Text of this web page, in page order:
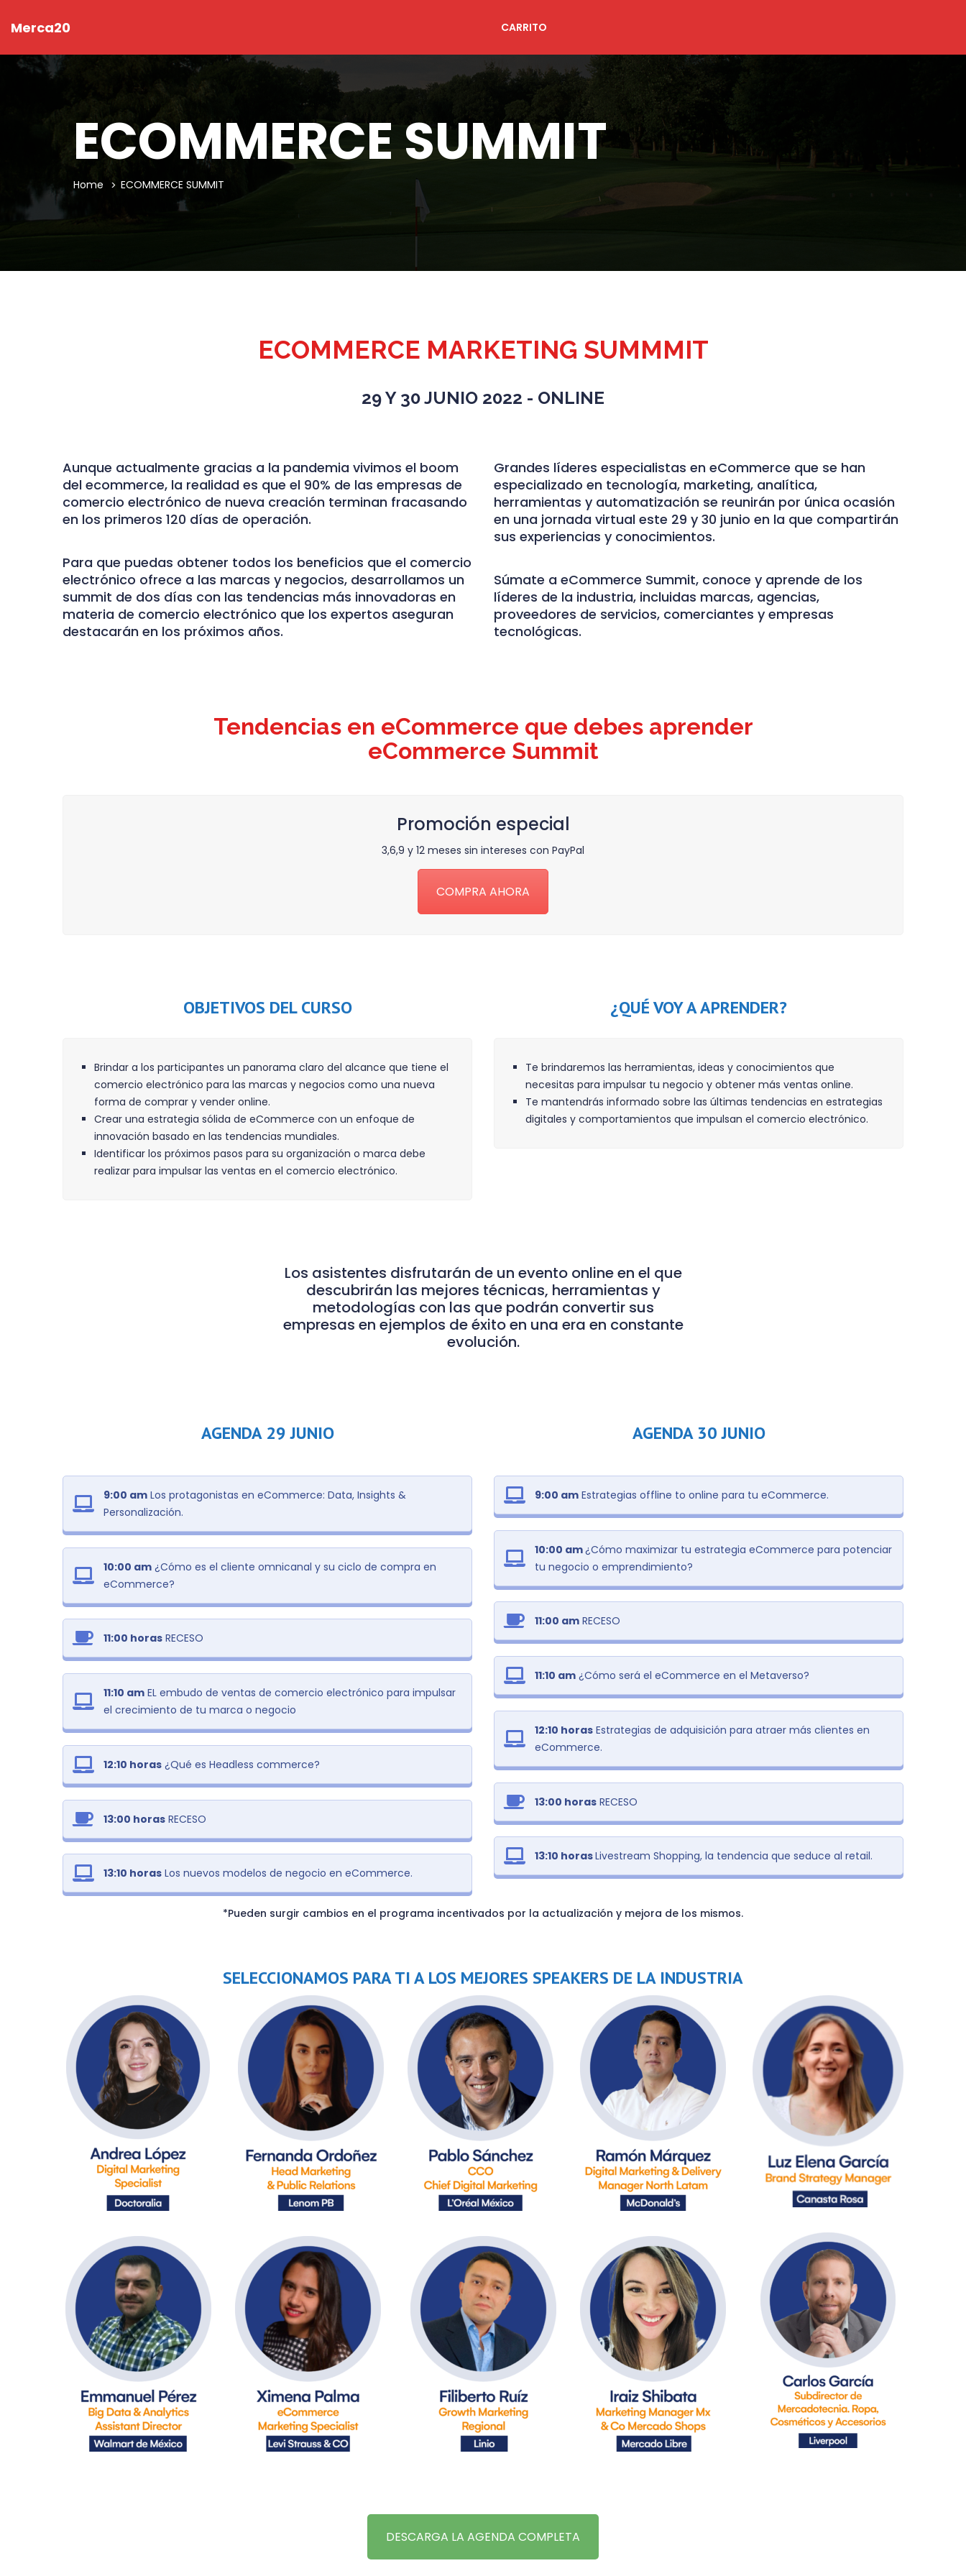
Merca20 CARRITO
ECOMMERCE SUMMIT
Home ECOMMERCE SUMMIT
ECOMMERCE MARKETING SUMMMIT
29 Y 30 JUNIO 2022 - ONLINE
Aunque actualmente gracias a la pandemia vivimos el boom
del ecommerce, la realidad es que el 90% de las empresas de
comercio electrónico de nueva creación terminan fracasando
en los primeros 120 días de operación.
Para que puedas obtener todos los beneficios que el comercio
electrónico ofrece a las marcas y negocios, desarrollamos un
summit de dos días con las tendencias más innovadoras en
materia de comercio electrónico que los expertos aseguran
destacarán en los próximos años.
Grandes líderes especialistas en eCommerce que se han
especializado en tecnología, marketing, analítica,
herramientas y automatización se reunirán por única ocasión
en una jornada virtual este 29 y 30 junio en la que compartirán
sus experiencias y conocimientos.
Súmate a eCommerce Summit, conoce y aprende de los
líderes de la industria, incluidas marcas, agencias,
proveedores de servicios, comerciantes y empresas
tecnológicas.
Tendencias en eCommerce que debes aprender
eCommerce Summit
Promoción especial
3,6,9 y 12 meses sin intereses con PayPal
COMPRA AHORA
OBJETIVOS DEL CURSO
Brindar a los participantes un panorama claro del alcance que tiene el
comercio electrónico para las marcas y negocios como una nueva
forma de comprar y vender online.
Crear una estrategia sólida de eCommerce con un enfoque de
innovación basado en las tendencias mundiales.
Identificar los próximos pasos para su organización o marca debe
realizar para impulsar las ventas en el comercio electrónico.
¿QUÉ VOY A APRENDER?
Te brindaremos las herramientas, ideas y conocimientos que
necesitas para impulsar tu negocio y obtener más ventas online.
Te mantendrás informado sobre las últimas tendencias en estrategias
digitales y comportamientos que impulsan el comercio electrónico.
Los asistentes disfrutarán de un evento online en el que
descubrirán las mejores técnicas, herramientas y
metodologías con las que podrán convertir sus
empresas en ejemplos de éxito en una era en constante
evolución.
AGENDA 29 JUNIO
9:00 am Los protagonistas en eCommerce: Data, Insights &
Personalización.
10:00 am ¿Cómo es el cliente omnicanal y su ciclo de compra en
eCommerce?
11:00 horas RECESO
11:10 am EL embudo de ventas de comercio electrónico para impulsar
el crecimiento de tu marca o negocio
12:10 horas ¿Qué es Headless commerce?
13:00 horas RECESO
13:10 horas Los nuevos modelos de negocio en eCommerce.
AGENDA 30 JUNIO
9:00 am Estrategias offline to online para tu eCommerce.
10:00 am¿Cómo maximizar tu estrategia eCommerce para potenciar
tu negocio o emprendimiento?
11:00 am RECESO
11:10 am ¿Cómo será el eCommerce en el Metaverso?
12:10 horas Estrategias de adquisición para atraer más clientes en
eCommerce.
13:00 horas RECESO
13:10 horasLivestream Shopping, la tendencia que seduce al retail.
*Pueden surgir cambios en el programa incentivados por la actualización y mejora de los mismos.
SELECCIONAMOS PARA TI A LOS MEJORES SPEAKERS DE LA INDUSTRIA
DESCARGA LA AGENDA COMPLETA